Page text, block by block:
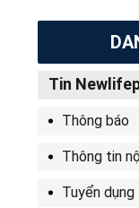
Tin
Thông báo
Thông tin
Tuyển dụng